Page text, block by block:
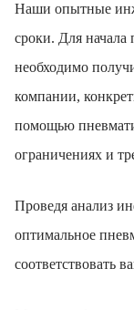
Наши опытные
сроки. Для начала
необходимо
компании,
помощью
ограничениях и
Проведя анализ
оптимальное
соответствовать